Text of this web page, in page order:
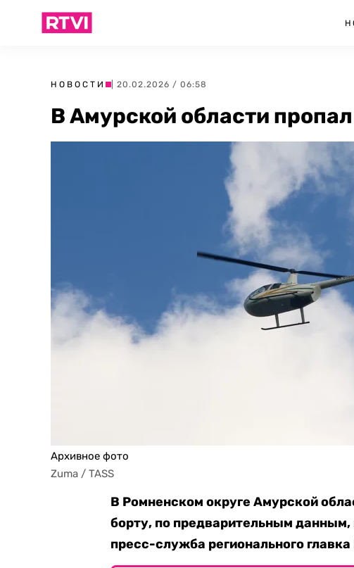
НОВОСТИ | 20.02.2026 / 06:58
В Амурской области
Архивное фото
Zuma / TASS
В Ромненском округе Амурской
борту, по предварительным
пресс-служба регионального